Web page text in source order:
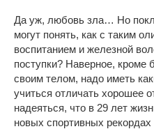
Да уж, любовь зла… Но
могут понять, как с таким
воспитанием и железной
поступки? Наверное, кроме
своим телом, надо иметь
учиться отличать хорошее
надеяться, что в 29 лет
новых спортивных